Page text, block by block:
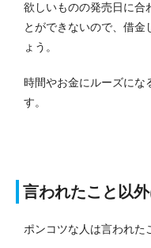
欲しいものの発売日に合
とができないので、借金
ょう。
時間やお金にルーズにな
す。
言われたこと以
ポンコツな人は言われた